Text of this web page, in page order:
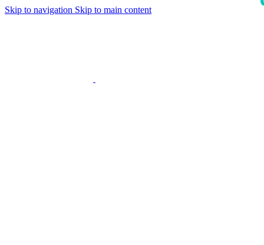
Skip to navigation Skip to main content